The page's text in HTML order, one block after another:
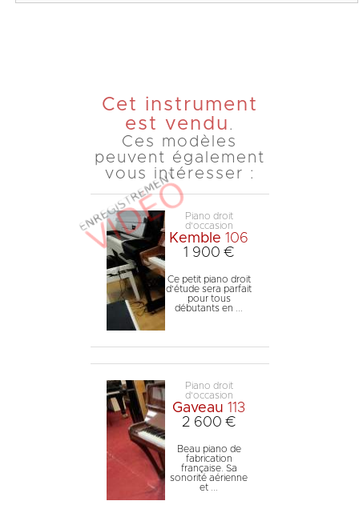
Cet instrument
est vendu .
Ces modèles
peuvent également
vous intéresser :
Piano droit
d'occasion
Kemble 106
1 900 €
Ce petit piano droit
d'étude sera parfait
pour tous
débutants en ...
Piano droit
d'occasion
Gaveau 113
2 600 €
Beau piano de
fabrication
française. Sa
sonorité aérienne
et ...